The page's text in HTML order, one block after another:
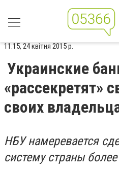
11:15, 24 квітня 2015 р.
Украинские
«рассекретят»
своих
НБУ намеревается
систему страны